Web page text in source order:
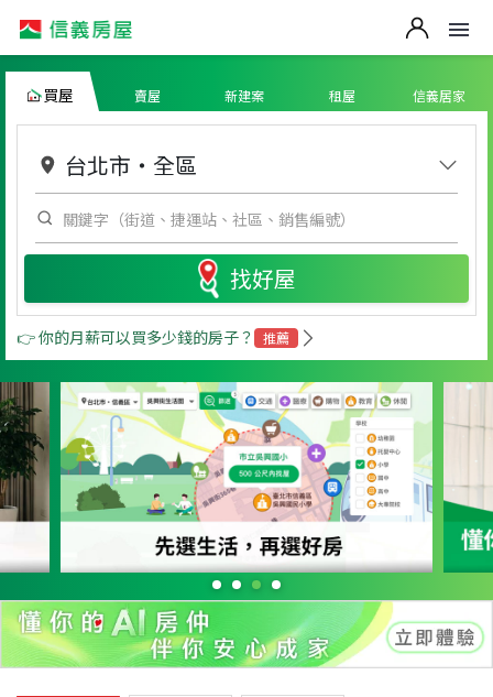
買屋 賣屋 新建案 租屋 信義居家
台北市 ・ 全區
找好屋
👉 你的月薪可以買多少錢的房子？ 推薦